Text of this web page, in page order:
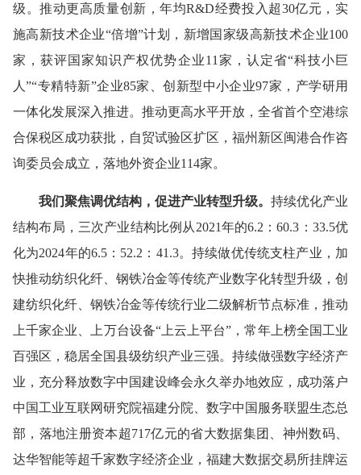
级。推动更高质量创新，年均R&D经费投入超30亿元，实
施高新技术企业“倍增”计划，新增国家级高新技术企业100
家，获评国家知识产权优势企业11家，认定省“科技小巨
人”“专精特新”企业85家、创新型中小企业97家，产学研用
一体化发展深入推进。推动更高水平开放，全省首个空港综
合保税区成功获批，自贸试验区扩区，福州新区闽港合作咨
询委员会成立，落地外资企业114家。
我们聚焦调优结构 ， 促进产业转型升级。 持续优化产业
结构布局，三次产业结构比例从2021年的6.2：60.3：33.5优
化为2024年的6.5：52.2：41.3。持续做优传统支柱产业，加
快推动纺织化纤、钢铁冶金等传统产业数字化转型升级，创
建纺织化纤、钢铁冶金等传统行业二级解析节点标准，推动
上千家企业、上万台设备“上云上平台”，常年上榜全国工业
百强区，稳居全国县级纺织产业三强。持续做强数字经济产
业，充分释放数字中国建设峰会永久举办地效应，成功落户
中国工业互联网研究院福建分院、数字中国服务联盟生态总
部，落地注册资本超717亿元的省大数据集团、神州数码、
达华智能等超千家数字经济企业，福建大数据交易所挂牌运